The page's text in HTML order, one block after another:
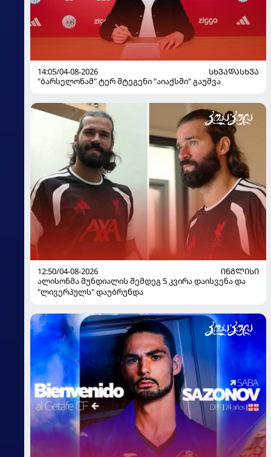
14:05/04-08-2026
ᲡᲮᲕᲐᲓᲐᲡᲮᲕᲐ
"ბარსელონამ" ტერ შტეგენი "აიაქსში" გაუშვა
12:50/04-08-2026
ᲘᲜᲒᲚᲘᲡᲘ
ალისონმა მუნდიალის შემდეგ 5 კვირა დაისვენა და
"ლივერპულს" დაუბრუნდა